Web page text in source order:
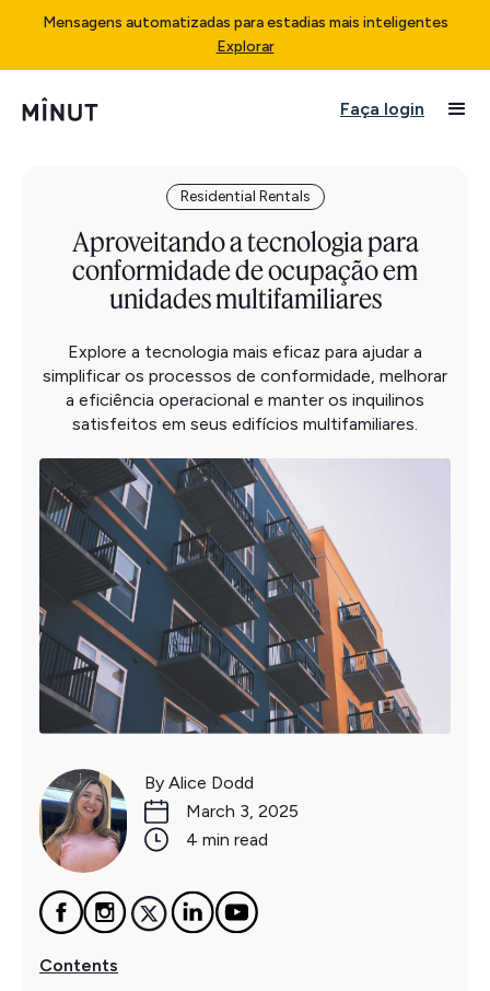
Mensagens automatizadas para estadias mais inteligentes
Explorar
Faça login
Residential Rentals
Aproveitando a tecnologia para
conformidade de ocupação em
unidades multifamiliares
Explore a tecnologia mais eficaz para ajudar a
simplificar os processos de conformidade, melhorar
a eficiência operacional e manter os inquilinos
satisfeitos em seus edifícios multifamiliares.
By Alice Dodd
March 3, 2025
4 min read
Contents